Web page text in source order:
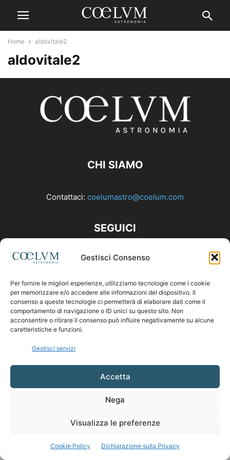
Gestisci Consenso
Per fornire le migliori esperienze, utilizziamo tecnologie come i cookie
per memorizzare e/o accedere alle informazioni del dispositivo. Il
consenso a queste tecnologie ci permetterà di elaborare dati come il
comportamento di navigazione o ID unici su questo sito. Non
acconsentire o ritirare il consenso può influire negativamente su alcune
caratteristiche e funzioni.
Gestisci servizi
Accetta
Nega
Visualizza le preferenze
Cookie Policy Dichiarazione sulla Privacy
Home aldovitale2
aldovitale2
CHI SIAMO
Contattaci: coelumastro@coelum.com
SEGUICI